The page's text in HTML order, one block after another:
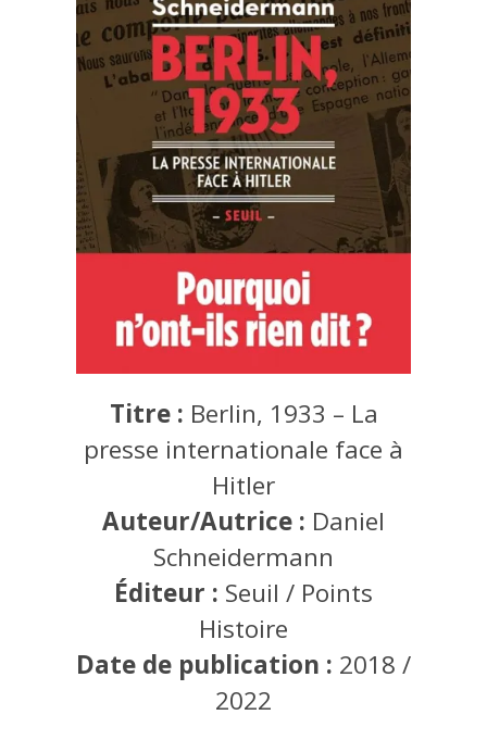
Titre : Berlin, 1933 – La
presse internationale face à
Hitler
Auteur/Autrice : Daniel
Schneidermann
Éditeur : Seuil / Points
Histoire
Date de publication : 2018 /
2022